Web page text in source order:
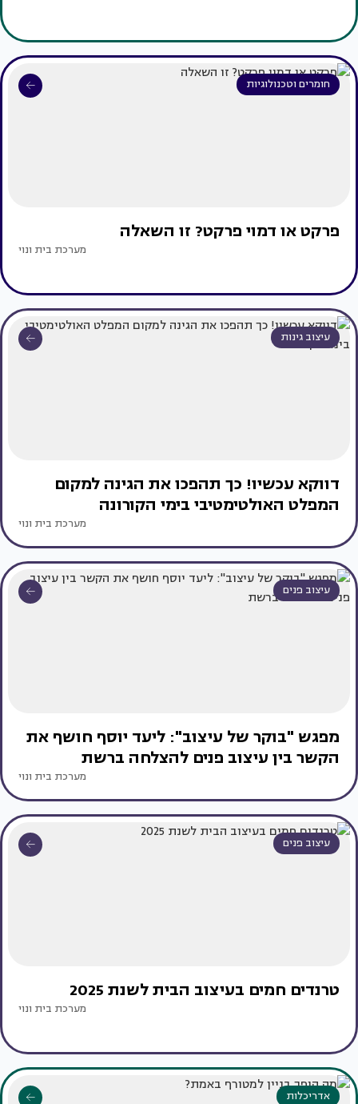
חומרים וטכנולוגיות
פרקט או דמוי פרקט? זו השאלה
מערכת בית ונוי
עיצוב גינות
דווקא עכשיו! כך תהפכו את הגינה למקום
המפלט האולטימטיבי בימי הקורונה
מערכת בית ונוי
עיצוב פנים
מפגש "בוקר של עיצוב": ליעד יוסף חושף את
הקשר בין עיצוב פנים להצלחה ברשת
מערכת בית ונוי
עיצוב פנים
טרנדים חמים בעיצוב הבית לשנת 2025
מערכת בית ונוי
אדריכלות